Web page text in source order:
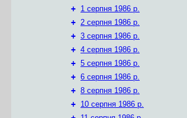
+ 1 серпня 1986 р.
+ 2 серпня 1986 р.
+ 3 серпня 1986 р.
+ 4 серпня 1986 р.
+ 5 серпня 1986 р.
+ 6 серпня 1986 р.
+ 8 серпня 1986 р.
+ 10 серпня 1986 р.